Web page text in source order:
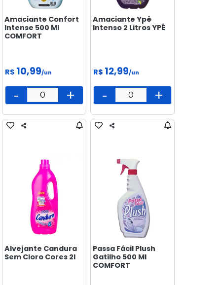
Amaciante Confort
Intense 500 Ml
COMFORT
R$ 10,99/un
- +
Amaciante Ypê
Intenso 2 Litros YPÊ
R$ 12,99/un
- +
Alvejante Candura
Sem Cloro Cores 2l
Passa Fácil Plush
Gatilho 500 Ml
COMFORT